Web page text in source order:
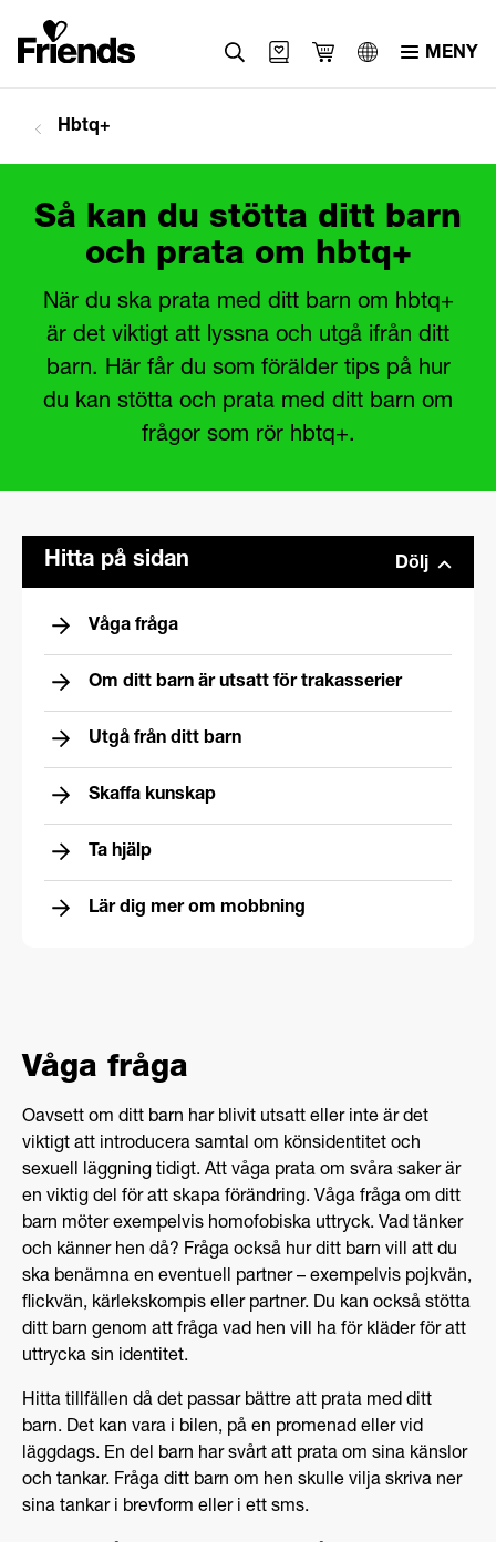
العربية
MENY
Hbtq+
Så kan du stötta ditt barn
och prata om hbtq+
När du ska prata med ditt barn om hbtq+
är det viktigt att lyssna och utgå ifrån ditt
barn. Här får du som förälder tips på hur
du kan stötta och prata med ditt barn om
frågor som rör hbtq+.
Hitta på sidan Dölj
Våga fråga
Om ditt barn är utsatt för trakasserier
Utgå från ditt barn
Skaffa kunskap
Ta hjälp
Lär dig mer om mobbning
Våga fråga
Oavsett om ditt barn har blivit utsatt eller inte är det
viktigt att introducera samtal om könsidentitet och
sexuell läggning tidigt. Att våga prata om svåra saker är
en viktig del för att skapa förändring. Våga fråga om ditt
barn möter exempelvis homofobiska uttryck. Vad tänker
och känner hen då? Fråga också hur ditt barn vill att du
ska benämna en eventuell partner – exempelvis pojkvän,
flickvän, kärlekskompis eller partner. Du kan också stötta
ditt barn genom att fråga vad hen vill ha för kläder för att
uttrycka sin identitet.
Hitta tillfällen då det passar bättre att prata med ditt
barn. Det kan vara i bilen, på en promenad eller vid
läggdags. En del barn har svårt att prata om sina känslor
och tankar. Fråga ditt barn om hen skulle vilja skriva ner
sina tankar i brevform eller i ett sms.